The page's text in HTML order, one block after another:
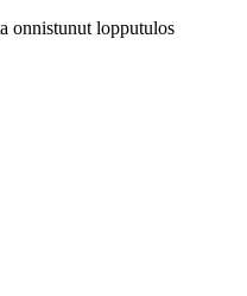
onnistunut lopputulos